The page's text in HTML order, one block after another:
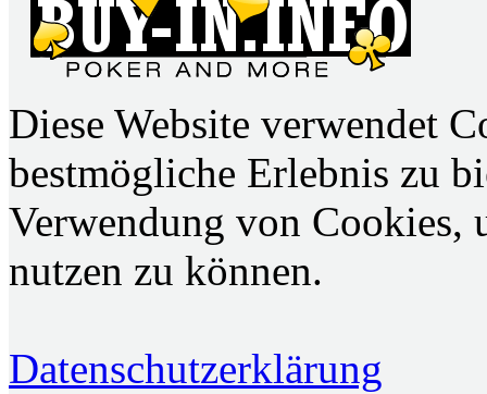
Diese Website verwendet
bestmögliche Erlebnis zu
Verwendung von Cookies,
nutzen zu können.
Datenschutzerklärung